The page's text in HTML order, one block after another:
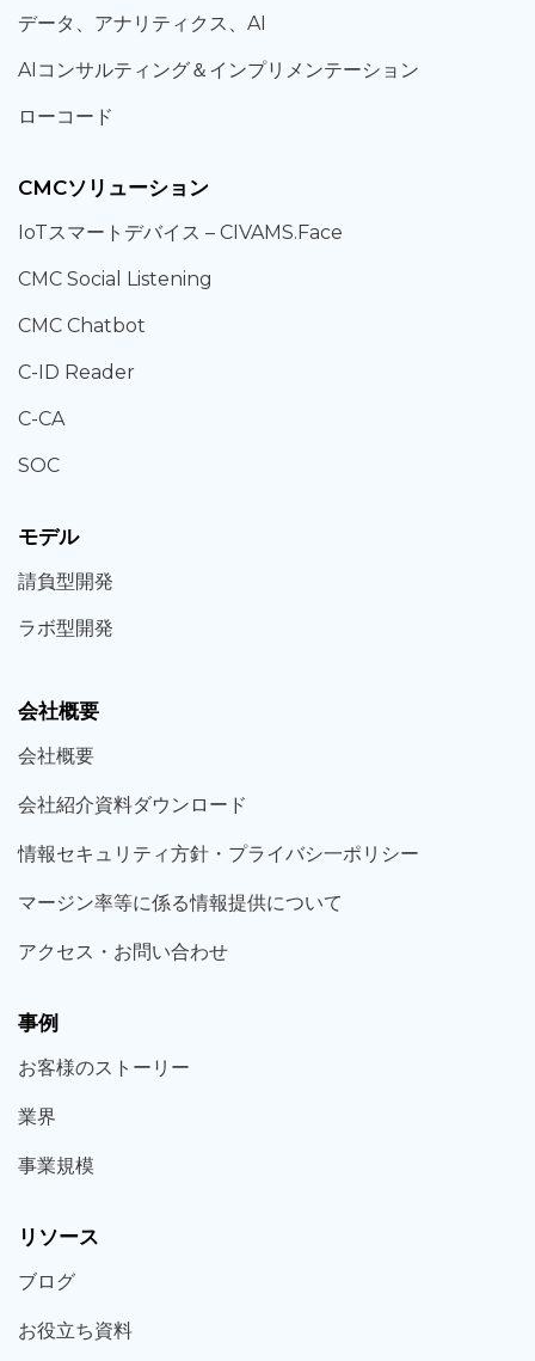
データ、 アナリティクス、 AI
AIコンサルティング＆ インプリメンテーション
ローコード
CMCソリューション
IoTスマートデバイス – CIVAMS.Face
CMC Social Listening
CMC Chatbot
C-ID Reader
C-CA
SOC
モデル
請負型開発
ラボ型開発
会社概要
会社概要
会社紹介資料ダウンロード
情報セキュリティ方針・プライバシ一ポリシー
マージン率等に係る情報提供について
アクセス・お問い合わせ
事例
お客様のストーリー
業界
事業規模
リソース
ブログ
お役立ち資料